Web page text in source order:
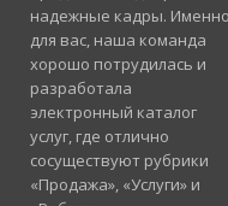
надежные кадры. Именно
для вас, наша команда
хорошо потрудилась и
разработала
электронный каталог
услуг, где отлично
сосуществуют рубрики
«Продажа», «Услуги» и